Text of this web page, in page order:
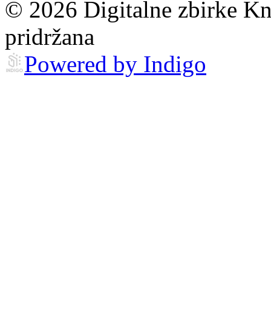
© 2026 Digitalne zbirke
pridržana
Powered by Indigo